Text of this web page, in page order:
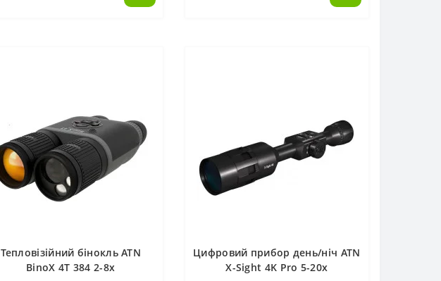
Тепловізійний бінокль ATN
BinoX 4T 384 2-8x
Цифровий прибор день/ніч ATN
X-Sight 4K Pro 5-20x